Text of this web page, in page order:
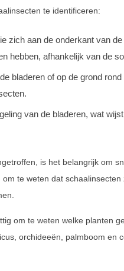
te identificeren:
zich aan de onderkant van
hebben, afhankelijk van de
bladeren of op de grond
van de bladeren, wat
is het belangrijk om
te weten dat
om te weten welke planten
orchideeën, palmboom en